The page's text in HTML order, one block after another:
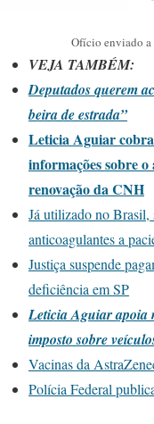
Ofício enviado a
VEJA TAMBÉM:
Deputados querem
beira de estrada”
Leticia Aguiar
informações sobre
renovação da CNH
Já utilizado no Brasil,
anticoagulantes a
Justiça suspende
deficiência em SP
Leticia Aguiar apoia
imposto sobre
Vacinas da
Polícia Federal